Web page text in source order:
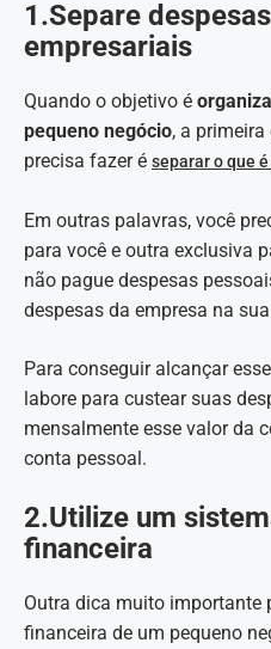
1.Separe
empresariais
Quando o objetivo é
pequeno negócio, a
precisa fazer é separar o que
Em outras palavras, você
para você e outra exclusiva
não pague despesas
despesas da empresa na
Para conseguir alcançar
labore para custear suas
mensalmente esse valor da
conta pessoal.
2.Utilize um
financeira
Outra dica muito importante
financeira de um pequeno